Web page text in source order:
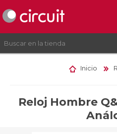
INICIAR SESIÓN
Inicio
Reloj Hombre